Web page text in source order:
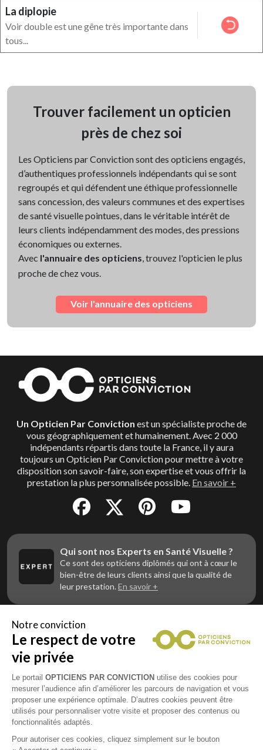
La diplopie
Voir double est une gêne très importante dans
tous...
Trouver facilement un opticien
près de chez soi
Les Opticiens par Conviction sont des opticiens engagés,
d’authentiques professionnels indépendants qui se sont
regroupés et qui défendent une éthique professionnelle
sans concession, des valeurs communes et des expertises
de santé visuelle pointues, dans le véritable intérêt de
leurs clients indépendamment des modes, des pressions
économiques ou externes.
Avec l'annuaire des opticiens , trouvez l'opticien le plus
proche de chez vous.
Voir l'annuaire des opticiens
Un Opticien Par Conviction est un spécialiste proche de
vous géographiquement et humainement. Avec 2 000
indépendants répartis dans toute la France, il y aura
toujours un Opticien Par Conviction pour mettre à votre
disposition son savoir-faire, son expertise et vous offrir la
prestation la plus personnalisée possible. En savoir +
Qui sont nos Experts en Santé Visuelle ?
Ce sont des opticiens diplômés qui ont à cœur le
bien-être de leurs clients ainsi que la qualité de
leur prestation. En savoir +
Vous êtes un professionnel de la vue et
vous souhaitez nous rejoindre ?
Contactez Alliance Optic, la centrale d’achats et
d’accompagnement des opticiens indépendants
Notre conviction
Le respect de votre
vie privée
Le portail OPTICIENS PAR CONVICTION utilise des cookies pour
mesurer l’audience afin d’améliorer les parcours de navigation et vous
proposer une expérience optimale. D’autres cookies peuvent être
utilisés pour personnaliser votre visite et proposer des contenus ou
fonctionnalités adaptés.
Pour autoriser ces cookies, cliquez simplement sur le bouton